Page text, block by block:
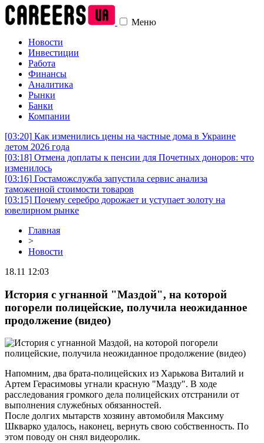
Меню
Новости
Инвестиции
Работа
Финансы
Аналитика
Рынки
Банки
Компании
[03:20] Как изменились цены на частные дома в Украине
летом 2026 года
[03:18] Отмена доплаты к пенсии для Почетных доноров: что
изменилось
[03:16] Гостаможслужба запустила сервис анализа
таможенной стоимости товаров
[03:15] Почему серебро дорожает и уступает золоту на
ювелирном рынке
Главная
>
Новости
18.11 12:03
История с угнанной "Маздой", на которой
погорели полицейские, получила неожиданное
продолжение (видео)
Напомним, два брата-полицейских из Харькова Виталий и
Артем Герасимовы угнали красную "Мазду". В ходе
расследования громкого дела полицейских отстранили от
выполнения служебных обязанностей.
После долгих мытарств хозяину автомобиля Максиму
Шкварко удалось, наконец, вернуть свою собственность. По
этом поводу он снял видеоролик.